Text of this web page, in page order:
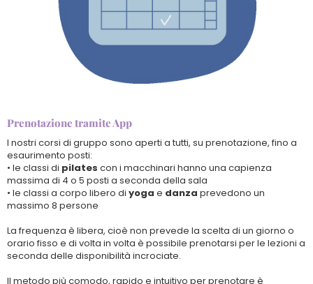
Prenotazione tramite App
I nostri corsi di gruppo sono aperti a tutti, su prenotazione, fino a
esaurimento posti:
• le classi di pilates con i macchinari hanno una capienza
massima di 4 o 5 posti a seconda della sala
• le classi a corpo libero di yoga e danza prevedono un
massimo 8 persone
La frequenza è libera, cioè non prevede la scelta di un giorno o
orario fisso e di volta in volta è possibile prenotarsi per le lezioni a
seconda delle disponibilità incrociate.
Il metodo più comodo, rapido e intuitivo per prenotare è